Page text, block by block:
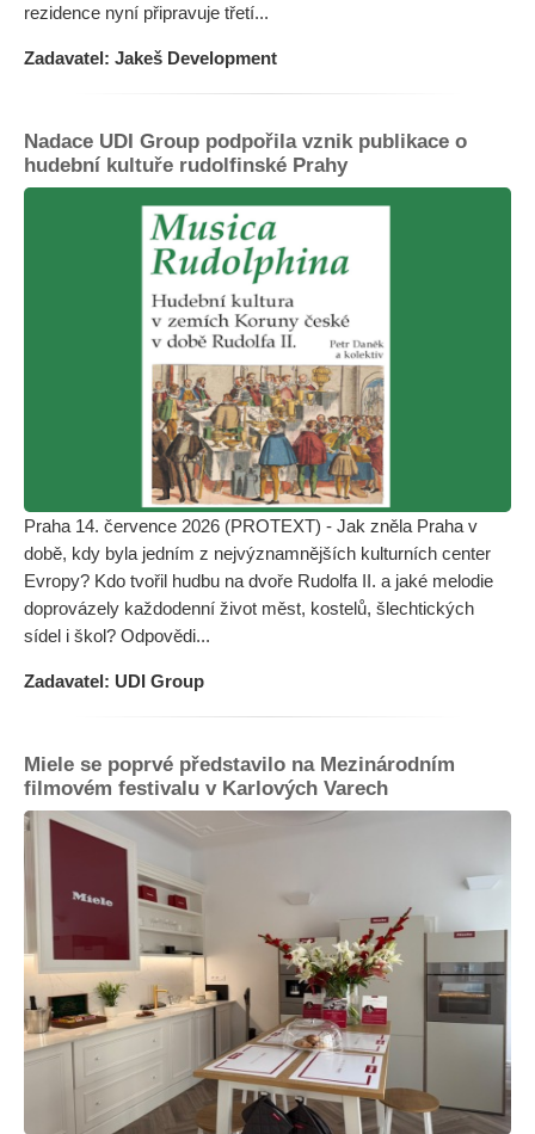
rezidence nyní připravuje třetí...
Zadavatel: Jakeš Development
Nadace UDI Group podpořila vznik publikace o
hudební kultuře rudolfinské Prahy
Praha 14. července 2026 (PROTEXT) - Jak zněla Praha v
době, kdy byla jedním z nejvýznamnějších kulturních center
Evropy? Kdo tvořil hudbu na dvoře Rudolfa II. a jaké melodie
doprovázely každodenní život měst, kostelů, šlechtických
sídel i škol? Odpovědi...
Zadavatel: UDI Group
Miele se poprvé představilo na Mezinárodním
filmovém festivalu v Karlových Varech